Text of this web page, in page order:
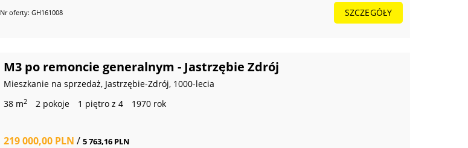
Nr oferty: GH161008 SZCZEGÓŁY
M3 po remoncie generalnym - Jastrzębie Zdrój
Mieszkanie na sprzedaż, Jastrzębie-Zdrój, 1000-lecia
38 m2 2 pokoje 1 piętro z 4 1970 rok
219 000,00 PLN / 5 763,16 PLN